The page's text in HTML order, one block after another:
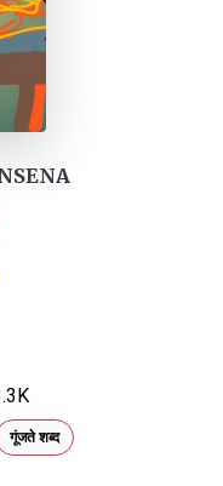
गूंजते शब्द